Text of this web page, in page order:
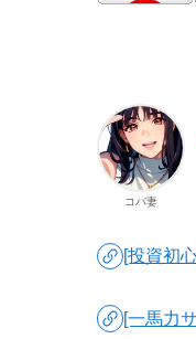
コバ妻
[投資初
[一馬力